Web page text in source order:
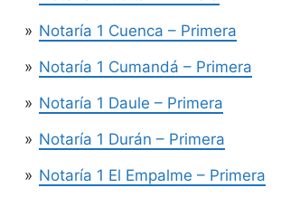
Notaría 1 Cuenca – Primera
Notaría 1 Cumandá – Primera
Notaría 1 Daule – Primera
Notaría 1 Durán – Primera
Notaría 1 El Empalme – Primera